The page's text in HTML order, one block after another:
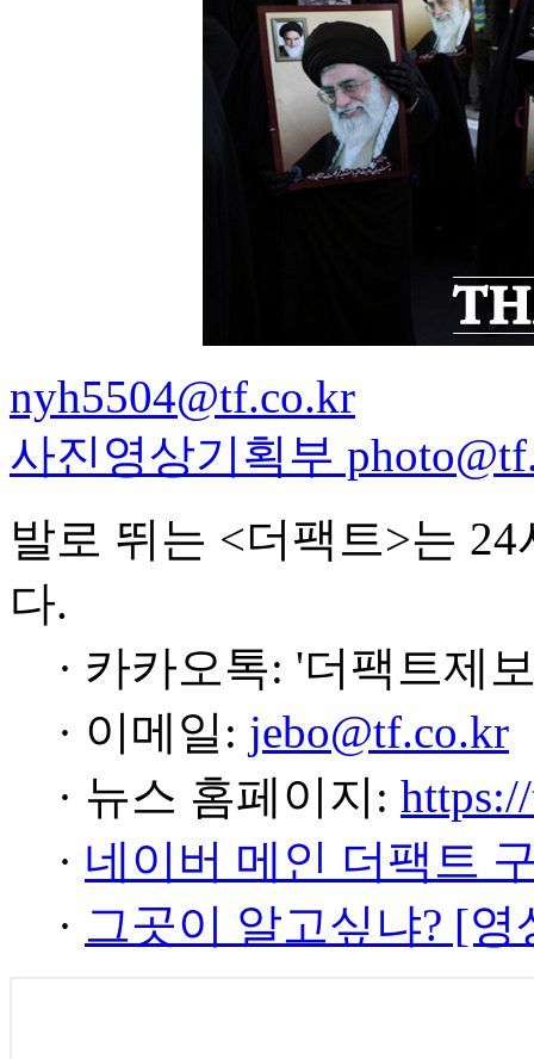
nyh5504@tf.co.kr
사진영상기획부
발로 뛰는 <더팩트>는
다.
· 카카오톡: '더팩트제
· 이메일: jebo@tf.co.kr
· 뉴스 홈페이지:
· 네이버 메인 더팩트
· 그곳이 알고싶냐? [